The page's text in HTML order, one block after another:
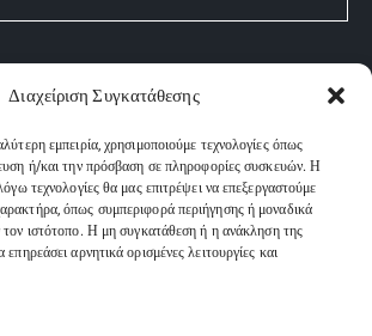
Διαχείριση Συγκατάθεσης
εμπειρία, χρησιμοποιούμε τεχνολογίες όπως
ή/και την πρόσβαση σε πληροφορίες συσκευών. Η
τεχνολογίες θα μας επιτρέψει να επεξεργαστούμε
όπως συμπεριφορά περιήγησης ή μοναδικά
τον ιστότοπο. Η μη συγκατάθεση ή η ανάκληση της
αρνητικά ορισμένες λειτουργίες και